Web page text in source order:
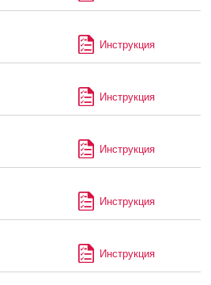
Инструкция
Инструкция
Инструкция
Инструкция
Инструкция